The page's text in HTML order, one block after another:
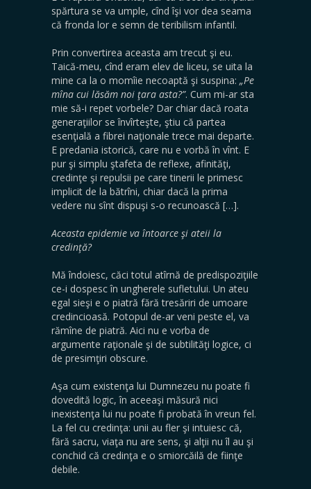
spărtura se va umple, cînd îşi vor dea seama
că fronda lor e semn de teribilism infantil.
Prin convertirea aceasta am trecut şi eu.
Taică-meu, cînd eram elev de liceu, se uita la
mine ca la o momîie necoaptă şi suspina: „Pe
mîna cui lăsăm noi ţara asta?”. Cum mi-ar sta
mie să-i repet vorbele? Dar chiar dacă roata
generaţiilor se învîrteşte, ştiu că partea
esenţială a fibrei naţionale trece mai departe.
E predania istorică, care nu e vorbă în vînt. E
pur şi simplu ştafeta de reflexe, afinităţi,
credinţe şi repulsii pe care tinerii le primesc
implicit de la bătrîni, chiar dacă la prima
vedere nu sînt dispuşi s-o recunoască […].
Aceasta epidemie va întoarce şi ateii la
credinţă?
Mă îndoiesc, căci totul atîrnă de predispoziţiile
ce-i dospesc în ungherele sufletului. Un ateu
egal sieşi e o piatră fără tresăriri de umoare
credincioasă. Potopul de-ar veni peste el, va
rămîne de piatră. Aici nu e vorba de
argumente raţionale şi de subtilităţi logice, ci
de presimţiri obscure.
Aşa cum existenţa lui Dumnezeu nu poate fi
dovedită logic, în aceeaşi măsură nici
inexistenţa lui nu poate fi probată în vreun fel.
La fel cu credinţa: unii au fler şi intuiesc că,
fără sacru, viaţa nu are sens, şi alţii nu îl au şi
conchid că credinţa e o smiorcăilă de fiinţe
debile.